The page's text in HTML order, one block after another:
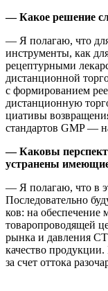
— Какое решение
— Я полагаю, что
инструменты, как
рецептурными
дистанцион­ной
с формированием
дистанционную
циативы
стандартов GMP —
— Каковы
устранены
— Я полагаю, что в
Последовательно
ков: на обеспечение
товаро­проводящей
рынка и дав­ления
качество
за счет оттока